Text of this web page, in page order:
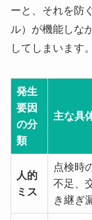
ーと、それを防
ル）が機能しな
してしまいます。
発生
要因
の分
類
主な具
人的
ミス
点検時
不足、
き継ぎ